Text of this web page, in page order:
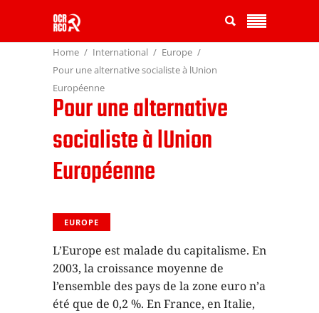
Home International
Europe
Pour une alternative socialiste à lUnion
Européenne
Pour une alternative
socialiste à lUnion
Européenne
EUROPE
L’Europe est malade du capitalisme. En
2003, la croissance moyenne de
l’ensemble des pays de la zone euro n’a
été que de 0,2 %. En France, en Italie,